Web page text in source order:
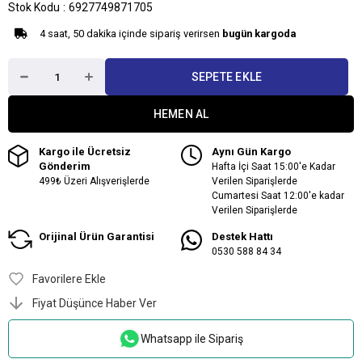
Stok Kodu
6927749871705
4 saat, 50 dakika içinde sipariş verirsen bugün kargoda
Kargo ile Ücretsiz
Gönderim
499₺ Üzeri Alışverişlerde
Aynı Gün Kargo
Hafta İçi Saat 15:00'e Kadar
Verilen Siparişlerde
Cumartesi Saat 12:00'e kadar
Verilen Siparişlerde
Orijinal Ürün Garantisi Destek Hattı
0530 588 84 34
Favorilere Ekle
Fiyat Düşünce Haber Ver
Whatsapp ile Sipariş